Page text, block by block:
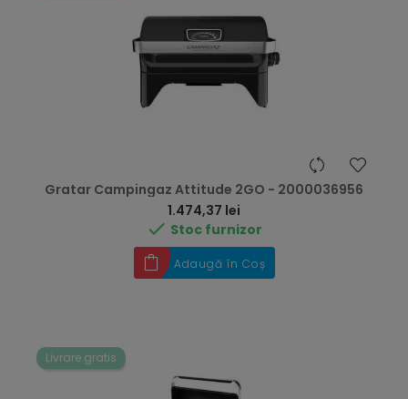
Gratar Campingaz Attitude 2GO - 2000036956
1.474,37 lei
 Stoc furnizor
Adaugă în Coș
Livrare gratis